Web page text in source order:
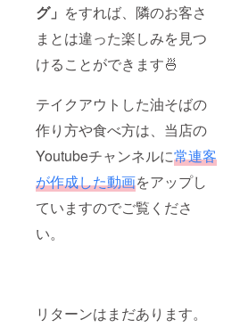
グ」 をすれば、隣のお客さ
まとは違った楽しみを見つ
けることができます🍜
テイクアウトした油そばの
作り方や食べ方は、当店の
Youtubeチャンネルに常連客
が作成した動画をアップし
ていますのでご覧くださ
い。
リターンはまだあります。